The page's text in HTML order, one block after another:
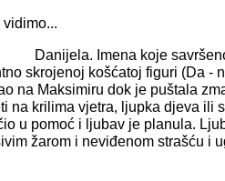
vidimo...
Imena koje savršeno
skrojenoj košćatoj figuri (Da -
na Maksimiru dok je puštala
na krilima vjetra, ljupka djeva ili
u pomoć i ljubav je planula.
žarom i neviđenom strašću i